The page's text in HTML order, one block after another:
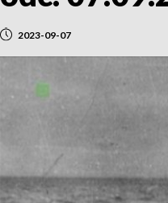
2023-09-07